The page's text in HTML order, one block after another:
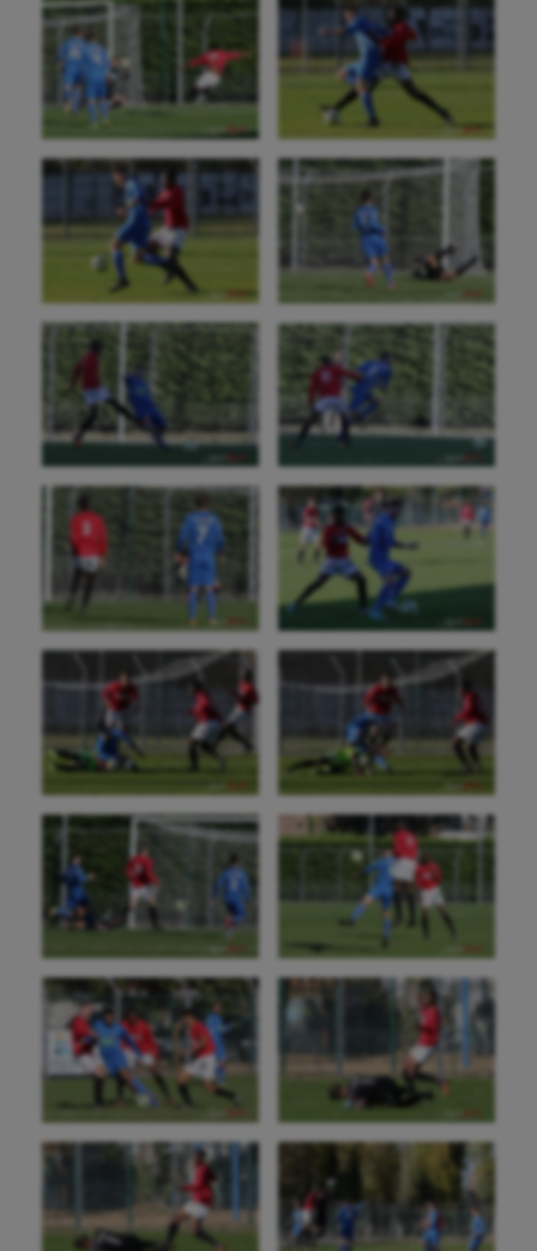
Aéronautique
Athlétisme
Auto
Aviron
Balle à la main
Ballon au poing
Baseball
Billard
Boules lyonnaises
Canoë-kayak